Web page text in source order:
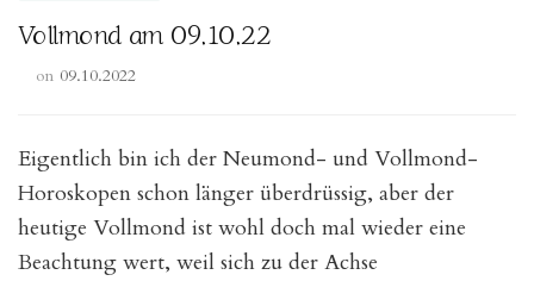
Vollmond am 09.10.22
on 09.10.2022
Eigentlich bin ich der Neumond- und Vollmond-
Horoskopen schon länger überdrüssig, aber der
heutige Vollmond ist wohl doch mal wieder eine
Beachtung wert, weil sich zu der Achse